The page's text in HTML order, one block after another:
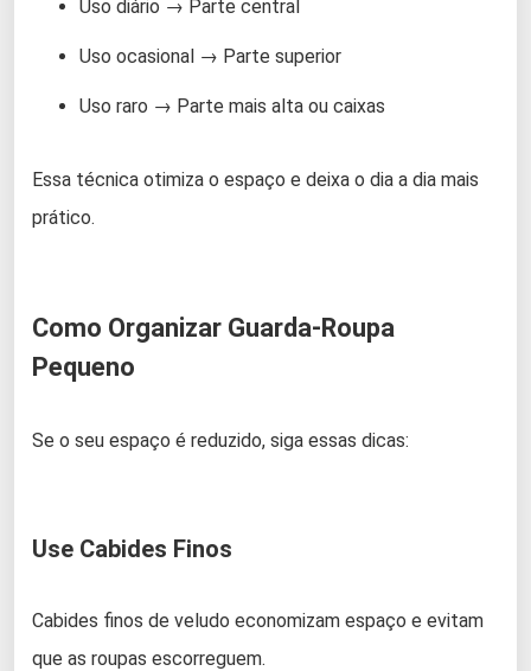
Uso diário → Parte central
Uso ocasional → Parte superior
Uso raro → Parte mais alta ou caixas
Essa técnica otimiza o espaço e deixa o dia a dia mais
prático.
Como Organizar Guarda-Roupa
Pequeno
Se o seu espaço é reduzido, siga essas dicas:
Use Cabides Finos
Cabides finos de veludo economizam espaço e evitam
que as roupas escorreguem.